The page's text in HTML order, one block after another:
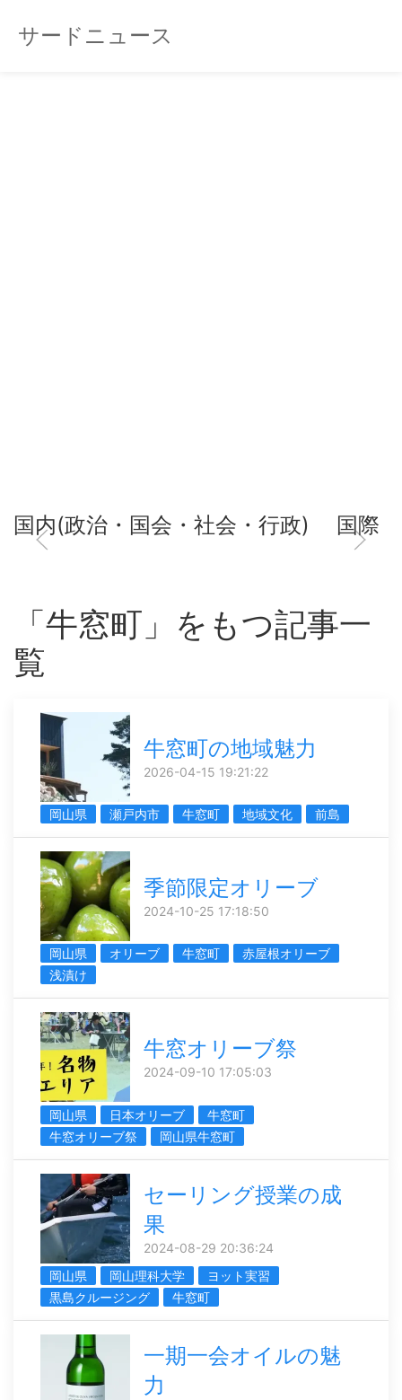
サードニュース
国内(政治・国会・社会・行政) 国際
「牛窓町」をもつ記事一
覧
牛窓町の地域魅力
2026-04-15 19:21:22
岡山県 瀬戸内市 牛窓町 地域文化 前島
季節限定オリーブ
2024-10-25 17:18:50
岡山県 オリーブ 牛窓町
赤屋根オリーブ
浅漬け
牛窓オリーブ祭
2024-09-10 17:05:03
岡山県 日本オリーブ
牛窓町
牛窓オリーブ祭
岡山県牛窓町
セーリング授業の成
果
2024-08-29 20:36:24
岡山県
岡山理科大学
ヨット実習
黒島クルージング
牛窓町
一期一会オイルの魅
力